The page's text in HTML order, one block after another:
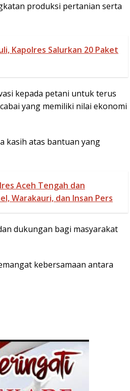
produksi pertanian serta
Kapolres Salurkan 20 Paket
kepada petani untuk terus
yang memiliki nilai ekonomi
kasih atas bantuan yang
Aceh Tengah dan
Warakauri, dan Insan Pers
dukungan bagi masyarakat
kebersamaan antara